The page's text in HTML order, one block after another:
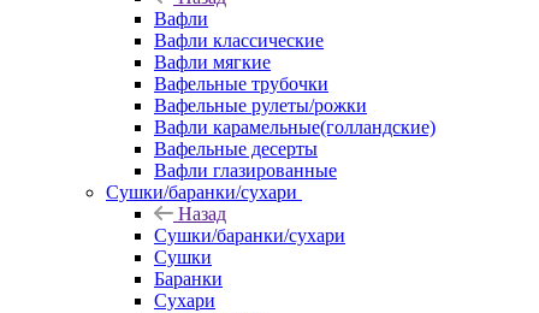
Вафли
Вафли классические
Вафли мягкие
Вафельные трубочки
Вафельные рулеты/рожки
Вафли карамельные(голландские)
Вафельные десерты
Вафли глазированные
Сушки/баранки/сухари
Назад
Сушки/баранки/сухари
Сушки
Баранки
Сухари